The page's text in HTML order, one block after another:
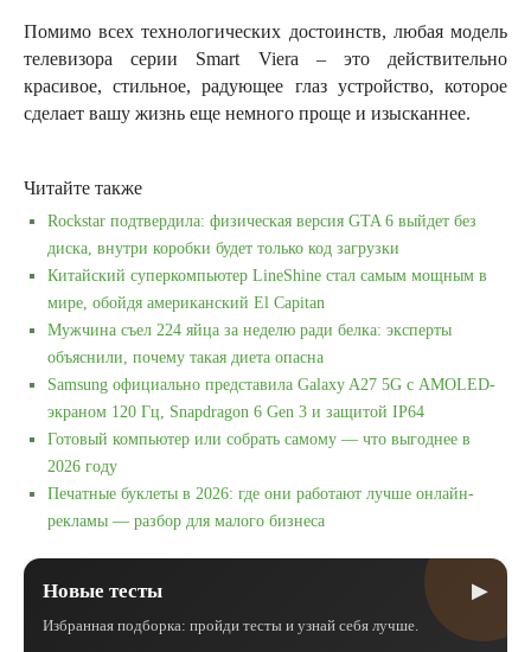
Помимо всех технологических достоинств, любая модель
телевизора серии Smart Viera – это действительно
красивое, стильное, радующее глаз устройство, которое
сделает вашу жизнь еще немного проще и изысканнее.
Читайте также
Rockstar подтвердила: физическая версия GTA 6 выйдет без
диска, внутри коробки будет только код загрузки
Китайский суперкомпьютер LineShine стал самым мощным в
мире, обойдя американский El Capitan
Мужчина съел 224 яйца за неделю ради белка: эксперты
объяснили, почему такая диета опасна
Samsung официально представила Galaxy A27 5G с AMOLED-
экраном 120 Гц, Snapdragon 6 Gen 3 и защитой IP64
Готовый компьютер или собрать самому — что выгоднее в
2026 году
Печатные буклеты в 2026: где они работают лучше онлайн-
рекламы — разбор для малого бизнеса
Новые тесты ▶
Избранная подборка: пройди тесты и узнай себя лучше.